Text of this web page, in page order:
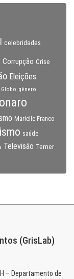
celebridades
Corrupção Crise
Eleições
Globo gênero
Marielle Franco
saúde
Televisão Temer
(GrisLab)
– Departamento de